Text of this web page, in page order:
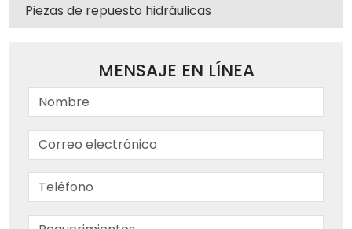
Piezas de repuesto hidráulicas
MENSAJE EN LÍNEA